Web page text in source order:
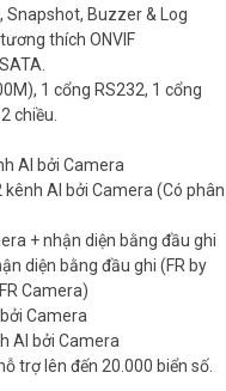
nhé.
Snapshot, Buzzer & Log
thích ONVIF
1 cổng RS232, 1 cổng
chiều.
AI bởi Camera
AI bởi Camera (Có phân
+ nhận diện bằng đầu ghi
diện bằng đầu ghi (FR by
Camera)
Camera
AI bởi Camera
trợ lên đến 20.000 biển số.